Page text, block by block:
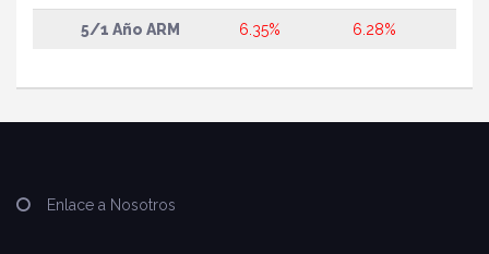
5/1 Año ARM 6.35% 6.28%
Enlace a Nosotros